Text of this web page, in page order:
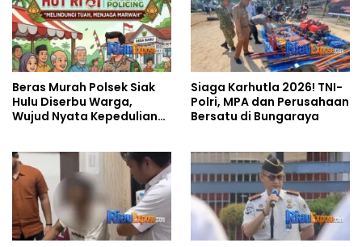
Beras Murah Polsek Siak
Hulu Diserbu Warga,
Wujud Nyata Kepedulian
Siaga Karhutla 2026! TNI-
Polri, MPA dan Perusahaan
Bersatu di Bungaraya